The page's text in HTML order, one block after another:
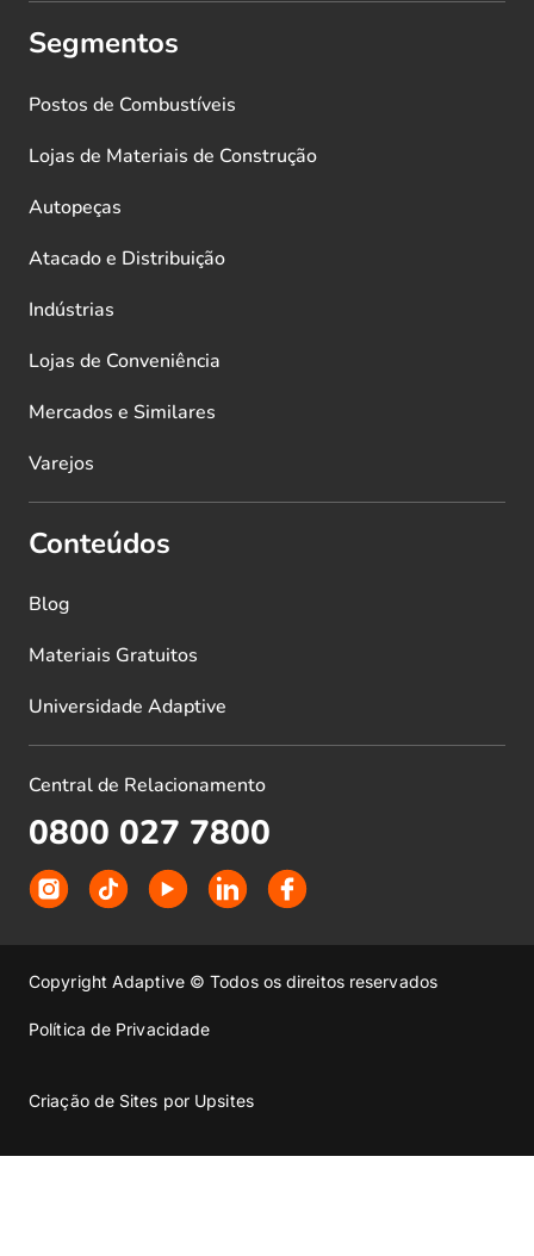
Segmentos
Postos de Combustíveis
Lojas de Materiais de Construção
Autopeças
Atacado e Distribuição
Indústrias
Lojas de Conveniência
Mercados e Similares
Varejos
Conteúdos
Blog
Materiais Gratuitos
Universidade Adaptive
Central de Relacionamento
0800 027 7800
Copyright Adaptive © Todos os direitos reservados
Política de Privacidade
Criação de Sites por Upsites